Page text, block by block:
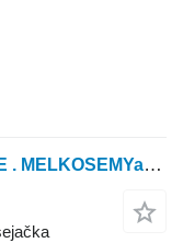
Great Plains CPH 2000 UDOBRENIE . MELKOSEMYaNKA